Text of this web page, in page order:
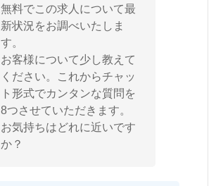
無料でこの求人について最
新状況をお調べいたしま
す。
お客様について少し教えて
ください。これからチャッ
ト形式でカンタンな質問を
8つさせていただきます。
お気持ちはどれに近いです
か？